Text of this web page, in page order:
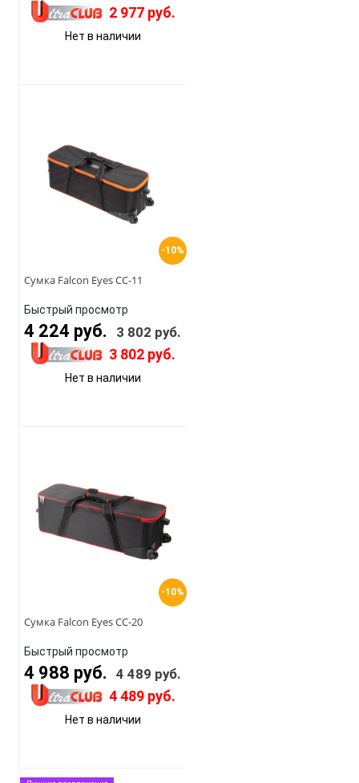
2 977 руб.
Нет в наличии
-10%
Сумка Falcon Eyes СС-11
Быстрый просмотр
4 224 руб. 3 802 руб.
3 802 руб.
Нет в наличии
-10%
Сумка Falcon Eyes СС-20
Быстрый просмотр
4 988 руб. 4 489 руб.
4 489 руб.
Нет в наличии